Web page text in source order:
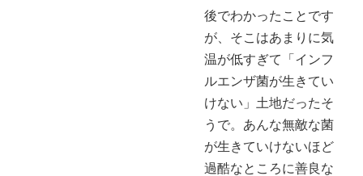
後でわかったことです
が、そこはあまりに気
温が低すぎて「インフ
ルエンザ菌が生きてい
けない」土地だったそ
うで。あんな無敵な菌
が生きていけないほど
過酷なところに善良な